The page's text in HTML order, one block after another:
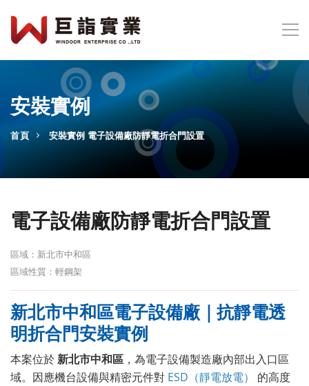
安裝實例
首頁 安裝實例 電子設備廠防靜電折合門設置
電子設備廠防靜電折合門設置
區域：新北市中和區
區域性質：輕鋼架
新北市中和區電子設備廠｜抗靜電透
明折合門安裝實例
本案位於新北市中和區 ，為電子設備製造廠內部出入口區
域。因應機台設備與精密元件對 ESD（靜電放電）
的高度